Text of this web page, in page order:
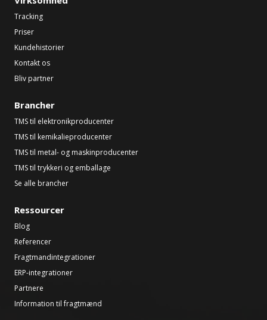
Tracking
Priser
Kundehistorier
Kontakt os
Bliv partner
Brancher
TMS til elektronikproducenter
TMS til kemikalieproducenter
TMS til metal- og maskinproducenter
TMS til trykkeri og emballage
Se alle brancher
Ressourcer
Blog
Referencer
Fragtmandintegrationer
ERP-integrationer
Partnere
Information til fragtmænd